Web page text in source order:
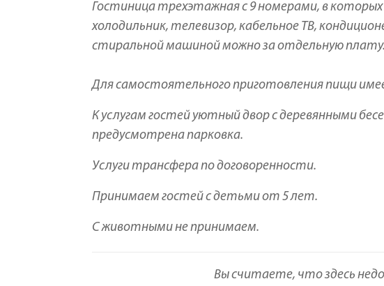
Гостиница трехэтажная с 9 номерами, в которых
холодильник, телевизор, кабельное ТВ,
стиральной машиной можно за отдельную плату.
Для самостоятельного приготовления пищи
К услугам гостей уютный двор с деревянными
предусмотрена парковка.
Услуги трансфера по договоренности.
Принимаем гостей с детьми от 5 лет.
С животными не принимаем.
Вы считаете, что здесь